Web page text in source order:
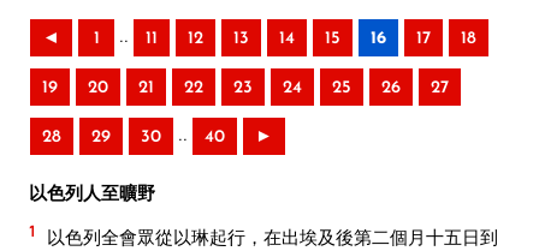
◄ 1 .. 11 12 13 14 15 16 17 18
19 20 21 22 23 24 25 26 27
28 29 30 .. 40 ►
以色列人至曠野
1
以色列全會眾從以琳起行，在出埃及後第二個月十五日到